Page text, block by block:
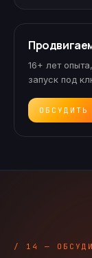
16+ лет
запуск под
ОБСУДИТЬ
/ 14 —